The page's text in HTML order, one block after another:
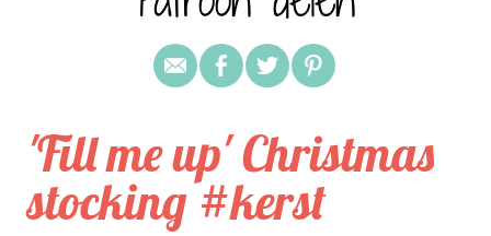
'Fill me up' Christmas
stocking #kerst